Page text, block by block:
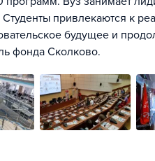
привлекаются к
будущее и
фонда Сколково.